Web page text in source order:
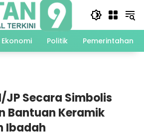
Ekonomi Politik Pemerintahan
JP Secara Simbolis
Bantuan Keramik
Ibadah